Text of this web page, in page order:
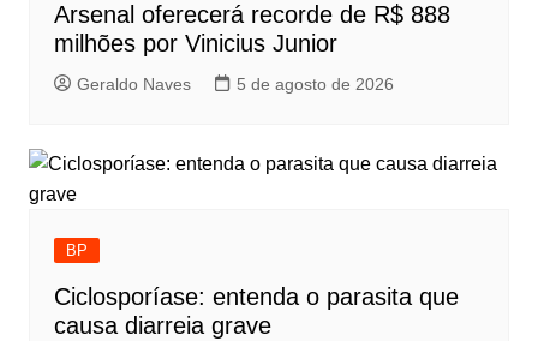
Arsenal oferecerá recorde de R$ 888
milhões por Vinicius Junior
Geraldo Naves 5 de agosto de 2026
BP
Ciclosporíase: entenda o parasita que
causa diarreia grave